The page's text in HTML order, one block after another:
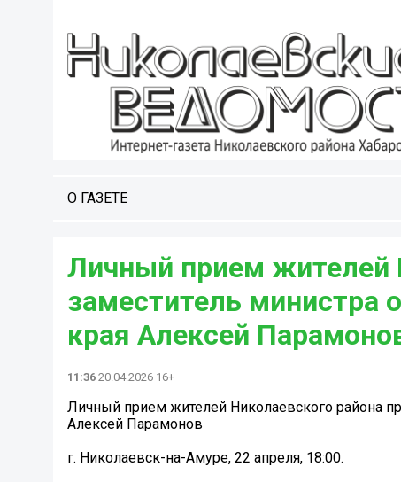
О ГАЗЕТЕ
Личный прием жителей
заместитель министра
края Алексей
11:36 20.04.2026 16+
Личный прием жителей Николаевского района
Алексей Парамонов
г. Николаевск-на-Амуре, 22 апреля, 18:00.